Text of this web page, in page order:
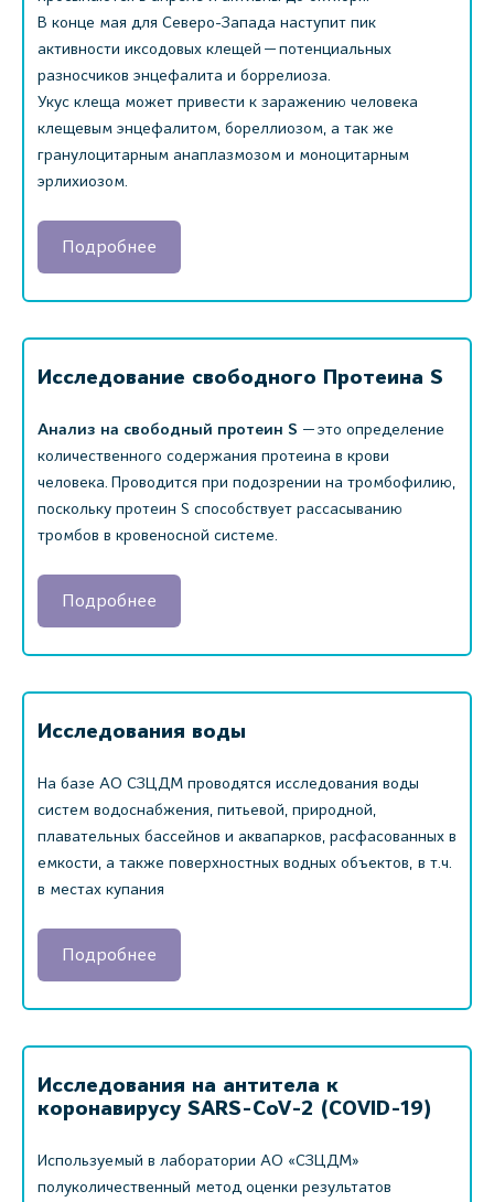
В конце мая для Северо-Запада наступит пик
активности иксодовых клещей — потенциальных
разносчиков энцефалита и боррелиоза.
Укус клеща может привести к заражению человека
клещевым энцефалитом, бореллиозом, а так же
гранулоцитарным анаплазмозом и моноцитарным
эрлихиозом.
Подробнее
Исследование свободного Протеина S
Анализ на свободный протеин S — это определение
количественного содержания протеина в крови
человека. Проводится при подозрении на тромбофилию,
поскольку протеин S способствует рассасыванию
тромбов в кровеносной системе.
Подробнее
Исследования воды
На базе АО СЗЦДМ проводятся исследования воды
систем водоснабжения, питьевой, природной,
плавательных бассейнов и аквапарков, расфасованных в
емкости, а также поверхностных водных объектов, в т.ч.
в местах купания
Подробнее
Исследования на антитела к
коронавирусу SARS-CoV-2 (COVID-19)
Используемый в лаборатории АО «СЗЦДМ»
полуколичественный метод оценки результатов